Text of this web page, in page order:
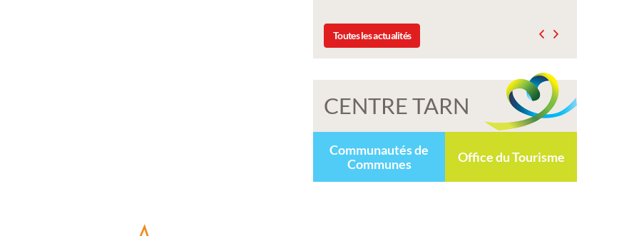
Toutes les actualités
CENTRE TARN
Communautés de
Communes
Office du Tourisme